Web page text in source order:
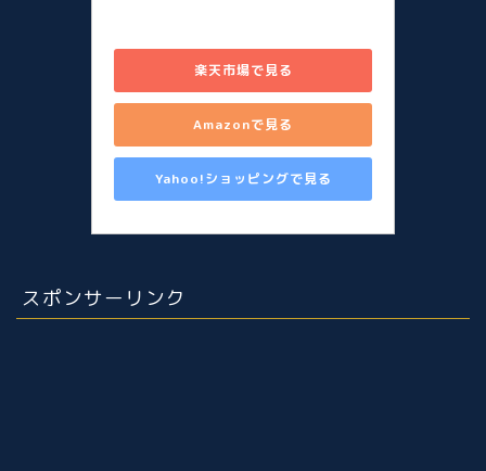
楽天市場で見る
Amazonで見る
Yahoo!ショッピングで見る
スポンサーリンク